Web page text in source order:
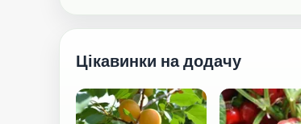
Цікавинки на додачу